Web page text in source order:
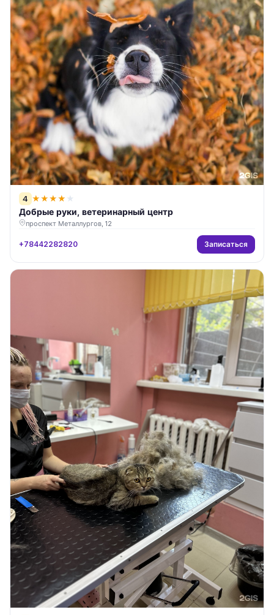
4 ★★★★ ★
Добрые руки, ветеринарный центр
проспект Металлургов, 12
+78442282820 Записаться